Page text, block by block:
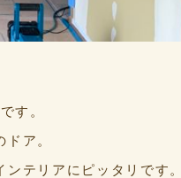
す。
ア。
テリアにピッタリです。